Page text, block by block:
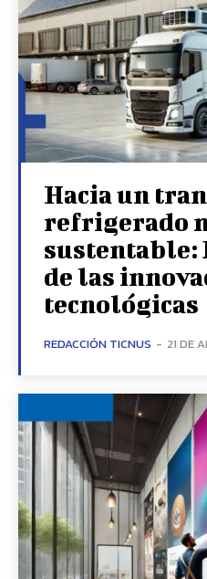
Hacia un
refrigerado
sustentable:
de las
tecnológicas
REDACCIÓN TICNUS - 21 DE